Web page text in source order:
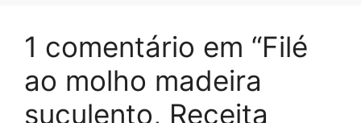
1 comentário em “Filé
ao molho madeira
suculento, Receita